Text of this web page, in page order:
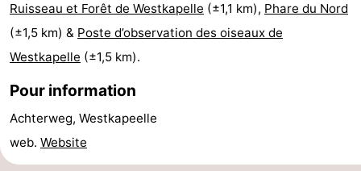
de
Peche
Sportive
-
Equitation
Conduite
l'anneau
et
Événements
Ruisseau et Forêt de Westkapelle (±1,1 km), Phare du Nord
(±1,5 km) & Poste d’observation des oiseaux de
Westkapelle (±1,5 km).
Pour information
Achterweg, Westkapeelle
web. Website